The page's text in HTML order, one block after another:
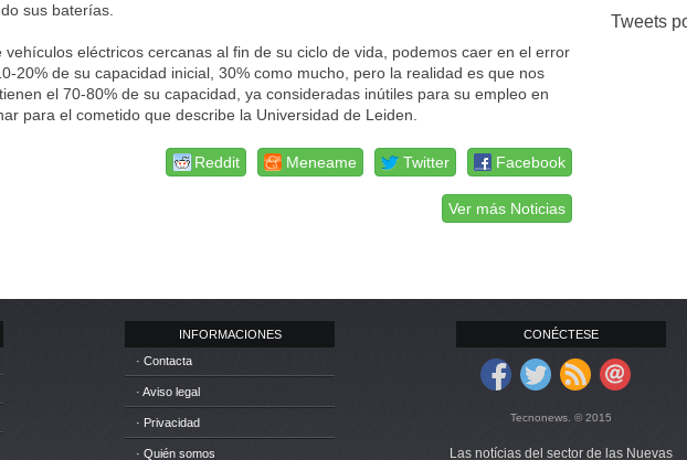
sus baterías.
eléctricos cercanas al fin de su ciclo de vida, podemos caer en el error
20% de su capacidad inicial, 30% como mucho, pero la realidad es que nos
el 70-80% de su capacidad, ya consideradas inútiles para su empleo en
para el cometido que describe la Universidad de Leiden.
Facebook
Twitter
Meneame
Reddit
Ver más Noticias
Tweets
INFORMACIONES
· Contacta
· Aviso legal
· Privacidad
· Quién somos
CONÉCTESE
Tecnonews. © 2015
Las notícias del sector de las Nuevas